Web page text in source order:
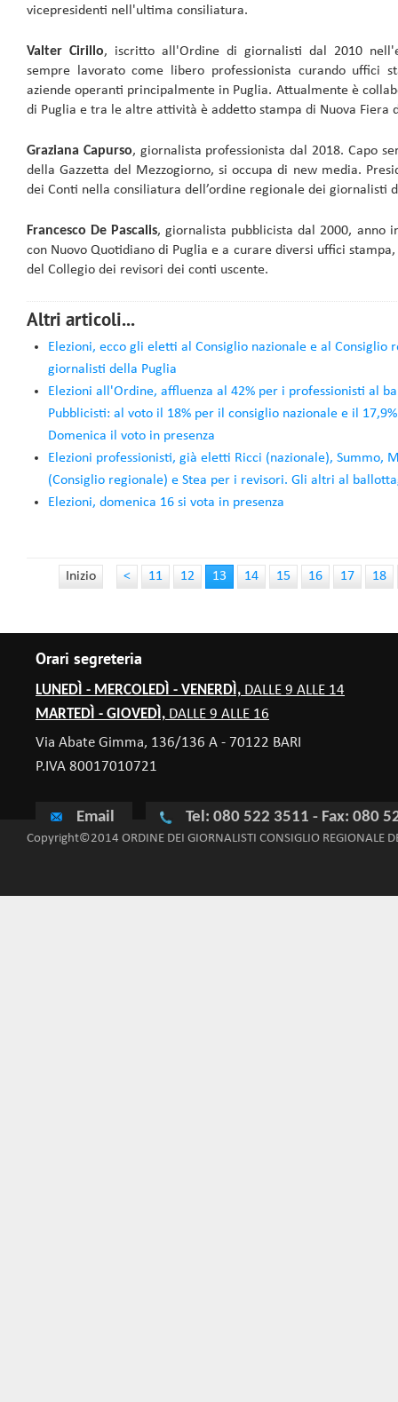
vicepresidenti nell'ultima consiliatura.
Valter Cirillo, iscritto all'Ordine di giornalisti dal 2010
sempre lavorato come libero professionista curando uffici
aziende operanti principalmente in Puglia. Attualmente è
di Puglia e tra le altre attività è addetto stampa di Nuova Fiera
Graziana Capurso, giornalista professionista dal 2018. Capo
della Gazzetta del Mezzogiorno, si occupa di new media.
dei Conti nella consiliatura dell’ordine regionale dei giornalisti
Francesco De Pascalis, giornalista pubblicista dal 2000, anno
con Nuovo Quotidiano di Puglia e a curare diversi uffici
del Collegio dei revisori dei conti uscente.
Altri articoli...
Elezioni, ecco gli eletti al Consiglio nazionale e al Consiglio
giornalisti della Puglia
Elezioni all'Ordine, affluenza al 42% per i professionisti al
Pubblicisti: al voto il 18% per il consiglio nazionale e il
Domenica il voto in presenza
Elezioni professionisti, già eletti Ricci (nazionale), Summo,
(Consiglio regionale) e Stea per i revisori. Gli altri al
Elezioni, domenica 16 si vota in presenza
Inizio < 11 12 13 14 15 16 17 18
Orari segreteria
LUNEDÌ - MERCOLEDÌ - VENERDÌ, DALLE 9 ALLE 14
MARTEDÌ - GIOVEDÌ, DALLE 9 ALLE 16
Via Abate Gimma, 136/136 A - 70122 BARI
P.IVA 80017010721
Email Tel: 080 522 3511 - Fax: 080
Copyright©2014 ORDINE DEI GIORNALISTI CONSIGLIO